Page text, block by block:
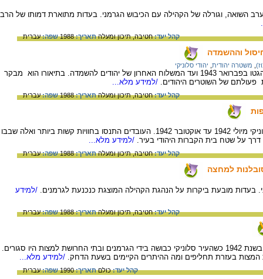
השואה, וגורלה של הקהילה עם הכיבוש הגרמני. בעדות מתוארת דמותו של הרב
קהל יעד:חטיבה,תיכון ומעלהתאריך:1988 שפה:עברית
וההשמדה
משטרה יהודית יהודי סלוניקי
ז'ק לוי מתאר את גורל יהודי סלוניקי מהקמת הגטו בפברואר 1943 ועד המשלוח האחרון של יהודים להשמדה. בתיאורו הוא מבקר
של השוטרים היהודים. /למידע מלא...
קהל יעד:חטיבה,תיכון ומעלהתאריך:1988 שפה:עברית
תיאור עבודות הכפייה שאליהן נשלחו יהודי סלוניקי מיולי 1942 עד אוקטובר 1942. העובדים התנסו בחוויות קשות ביותר ואלה שבבו
על שטח בית הקברות היהודי בעיר. /למידע מלא...
קהל יעד:חטיבה,תיכון ומעלהתאריך:1988 שפה:עברית
למחצה
בעדות מובעת ביקרות על הנהגת הקהילה המוצגת כנכנעת לגרמנים. /למידע
קהל יעד:חטיבה,תיכון ומעלהתאריך:1988 שפה:עברית
דוד בנבנישתי מתאר את ההכנות לחג הפסח בשנת 1942 כשהעיר סלוניקי כבושה בידי הגרמנים ובתי החרושת למצות היו סגורים.
המצות בעזרת תחליפים ומה ההיתרים הקיימים בשעת הדחק. /למידע מלא...
קהל יעד:כולםתאריך:1990 שפה:עברית